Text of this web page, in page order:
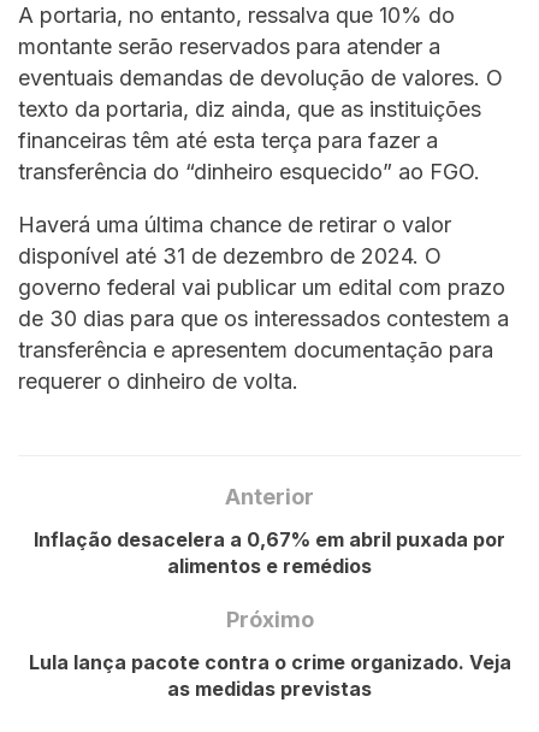
A portaria, no entanto, ressalva que 10% do
montante serão reservados para atender a
eventuais demandas de devolução de valores. O
texto da portaria, diz ainda, que as instituições
financeiras têm até esta terça para fazer a
transferência do “dinheiro esquecido” ao FGO.
Haverá uma última chance de retirar o valor
disponível até 31 de dezembro de 2024. O
governo federal vai publicar um edital com prazo
de 30 dias para que os interessados contestem a
transferência e apresentem documentação para
requerer o dinheiro de volta.
Anterior
Inflação desacelera a 0,67% em abril puxada por
alimentos e remédios
Próximo
Lula lança pacote contra o crime organizado. Veja
as medidas previstas